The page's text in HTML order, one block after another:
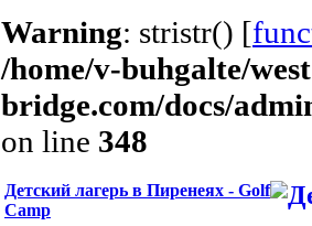
Warning: stristr() [
/home/v-buhgalte/
bridge.com/docs/
on line 348
Детский лагерь в Пиренеях - Golf
Camp